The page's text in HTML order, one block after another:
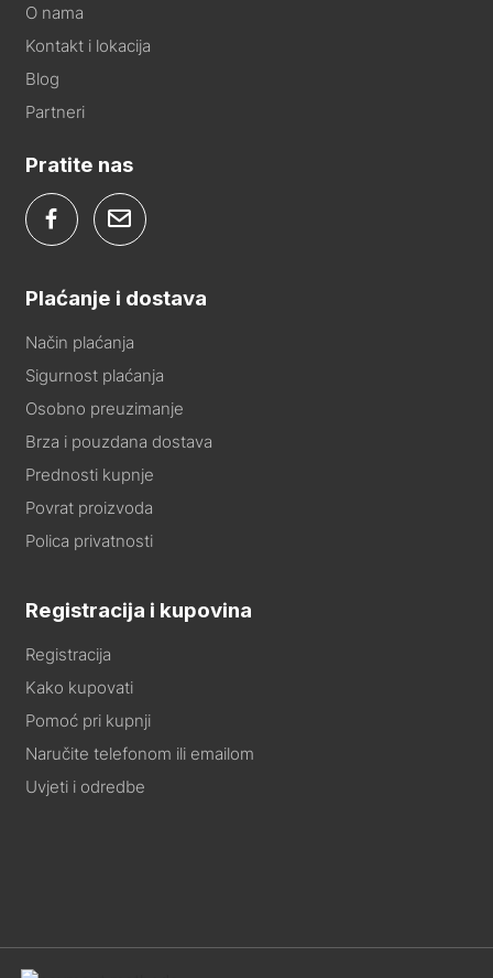
O nama
Kontakt i lokacija
Blog
Partneri
Pratite nas
Plaćanje i dostava
Način plaćanja
Sigurnost plaćanja
Osobno preuzimanje
Brza i pouzdana dostava
Prednosti kupnje
Povrat proizvoda
Polica privatnosti
Registracija i kupovina
Registracija
Kako kupovati
Pomoć pri kupnji
Naručite telefonom ili emailom
Uvjeti i odredbe